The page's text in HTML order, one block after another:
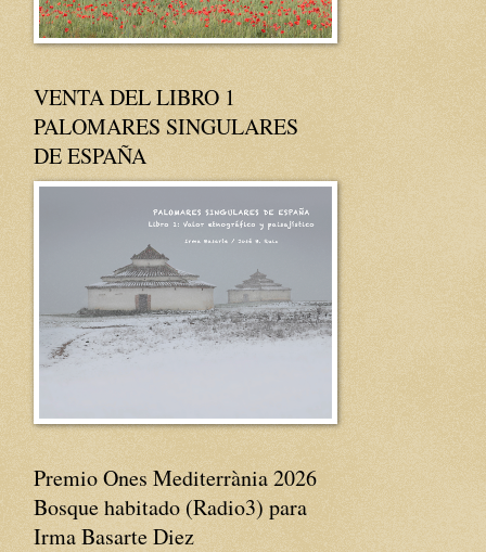
VENTA DEL LIBRO 1
PALOMARES SINGULARES
DE ESPAÑA
Premio Ones Mediterrània 2026
Bosque habitado (Radio3) para
Irma Basarte Diez